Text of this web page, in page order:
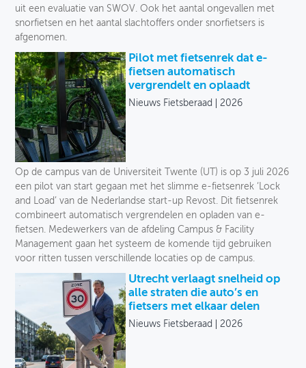
uit een evaluatie van SWOV. Ook het aantal ongevallen met
snorfietsen en het aantal slachtoffers onder snorfietsers is
afgenomen.
Pilot met fietsenrek dat e-
fietsen automatisch
vergrendelt en oplaadt
Nieuws Fietsberaad 2026
Op de campus van de Universiteit Twente (UT) is op 3 juli 2026
een pilot van start gegaan met het slimme e-fietsenrek ‘Lock
and Load’ van de Nederlandse start-up Revost. Dit fietsenrek
combineert automatisch vergrendelen en opladen van e-
fietsen. Medewerkers van de afdeling Campus & Facility
Management gaan het systeem de komende tijd gebruiken
voor ritten tussen verschillende locaties op de campus.
Utrecht verlaagt snelheid op
alle straten die auto’s en
fietsers met elkaar delen
Nieuws Fietsberaad 2026